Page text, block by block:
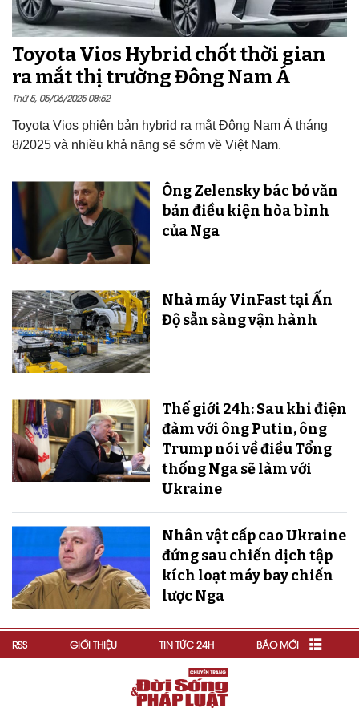
Toyota Vios Hybrid chốt thời gian
ra mắt thị trường Đông Nam Á
Thứ 5, 05/06/2025 08:52
Toyota Vios phiên bản hybrid ra mắt Đông Nam Á tháng
8/2025 và nhiều khả năng sẽ sớm về Việt Nam.
Ông Zelensky bác bỏ văn
bản điều kiện hòa bình
của Nga
Nhà máy VinFast tại Ấn
Độ sẵn sàng v​​​​​​​ận hành
Thế giới 24h: Sau khi điện
đàm với ông Putin, ông
Trump nói về điều Tổng
thống Nga sẽ làm với
Ukraine
Nhân vật cấp cao Ukraine
đứng sau chiến dịch tập
kích loạt máy bay chiến
lược Nga
RSS GIỚI THIỆU TIN TỨC 24H BÁO MỚI